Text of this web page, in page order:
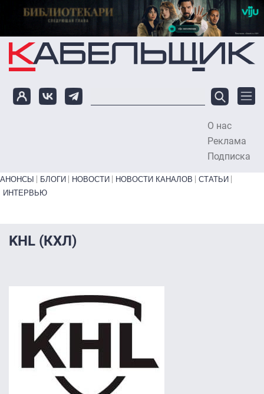
Перейти к основному содержанию
О нас
Реклама
Подписка
Primary links bottom
АНОНСЫ БЛОГИ НОВОСТИ НОВОСТИ КАНАЛОВ
СТАТЬИ
ИНТЕРВЬЮ
KHL (КХЛ)